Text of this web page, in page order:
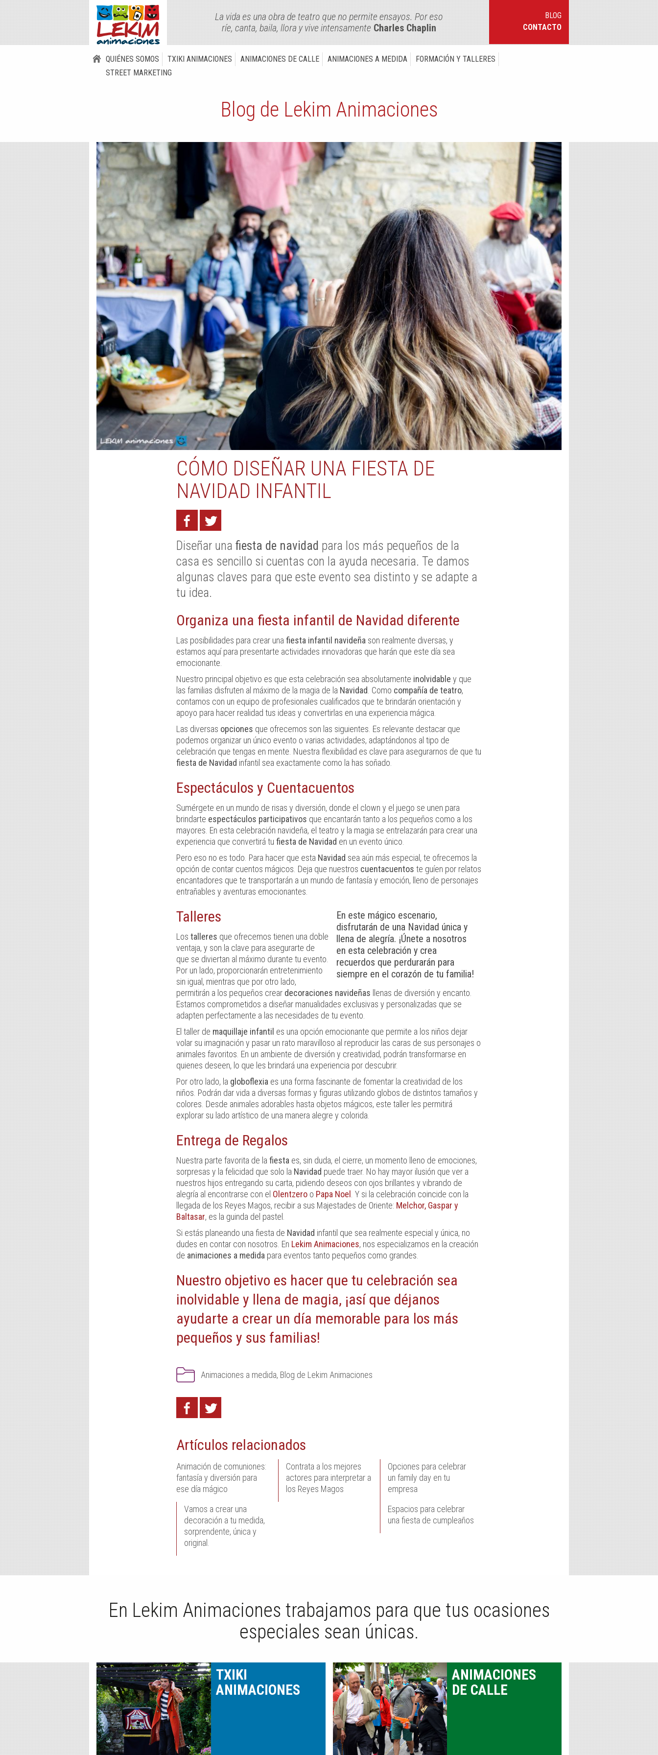
La vida es una obra de teatro que no permite ensayos. Por eso
ríe, canta, baila, llora y vive intensamente Charles Chaplin
BLOG
CONTACTO
QUIÉNES SOMOS TXIKI ANIMACIONES ANIMACIONES DE CALLE ANIMACIONES A MEDIDA
FORMACIÓN Y TALLERES
STREET MARKETING
Blog de Lekim Animaciones
CÓMO DISEÑAR UNA FIESTA DE
NAVIDAD INFANTIL
Diseñar unafiesta de navidad para los más pequeños de la
casa es sencillo si cuentas con la ayuda necesaria. Te damos
algunas claves para que este evento sea distinto y se adapte a
tu idea.
Organiza una fiesta infantil de Navidad diferente
Las posibilidades para crear unafiesta infantil navideña son realmente diversas, y
estamos aquí para presentarte actividades innovadoras que harán que este día sea
emocionante.
Nuestro principal objetivo es que esta celebración sea absolutamente inolvidable y que
las familias disfruten al máximo de la magia de la Navidad . Como compañía de teatro,
contamos con un equipo de profesionales cualificados que te brindarán orientación y
apoyo para hacer realidad tus ideas y convertirlas en una experiencia mágica.
Las diversas opciones que ofrecemos son las siguientes. Es relevante destacar que
podemos organizar un único evento o varias actividades, adaptándonos al tipo de
celebración que tengas en mente. Nuestra flexibilidad es clave para asegurarnos de que tu
fiesta de Navidad infantil sea exactamente como la has soñado.
Espectáculos y Cuentacuentos
Sumérgete en un mundo de risas y diversión, donde el clown y el juego se unen para
brindarte espectáculos participativos que encantarán tanto a los pequeños como a los
mayores. En esta celebración navideña, el teatro y la magia se entrelazarán para crear una
experiencia que convertirá tufiesta de Navidad en un evento único.
Pero eso no es todo. Para hacer que esta Navidad sea aún más especial, te ofrecemos la
opción de contar cuentos mágicos. Deja que nuestros cuentacuentos te guíen por relatos
encantadores que te transportarán a un mundo de fantasía y emoción, lleno de personajes
entrañables y aventuras emocionantes.
En este mágico escenario,
disfrutarán de una Navidad única y
llena de alegría. ¡Únete a nosotros
en esta celebración y crea
recuerdos que perdurarán para
siempre en el corazón de tu familia!
Talleres
Lostalleres que ofrecemos tienen una doble
ventaja, y son la clave para asegurarte de
que se diviertan al máximo durante tu evento.
Por un lado, proporcionarán entretenimiento
sin igual, mientras que por otro lado,
permitirán a los pequeños crear decoraciones navideñas llenas de diversión y encanto.
Estamos comprometidos a diseñar manualidades exclusivas y personalizadas que se
adapten perfectamente a las necesidades de tu evento.
El taller de maquillaje infantil es una opción emocionante que permite a los niños dejar
volar su imaginación y pasar un rato maravilloso al reproducir las caras de sus personajes o
animales favoritos. En un ambiente de diversión y creatividad, podrán transformarse en
quienes deseen, lo que les brindará una experiencia por descubrir.
Por otro lado, la globoflexia es una forma fascinante de fomentar la creatividad de los
niños. Podrán dar vida a diversas formas y figuras utilizando globos de distintos tamaños y
colores. Desde animales adorables hasta objetos mágicos, este taller les permitirá
explorar su lado artístico de una manera alegre y colorida.
Entrega de Regalos
Nuestra parte favorita de lafiesta es, sin duda, el cierre, un momento lleno de emociones,
sorpresas y la felicidad que solo la Navidad puede traer. No hay mayor ilusión que ver a
nuestros hijos entregando su carta, pidiendo deseos con ojos brillantes y vibrando de
alegría al encontrarse con el Olentzero o Papa Noel
. Y si la celebración coincide con la
llegada de los Reyes Magos, recibir a sus Majestades de Oriente: Melchor, Gaspar y
Baltasar, es la guinda del pastel.
Si estás planeando una fiesta de Navidad infantil que sea realmente especial y única, no
dudes en contar con nosotros. En Lekim Animaciones, nos especializamos en la creación
de animaciones a medida para eventos tanto pequeños como grandes.
Nuestro objetivo es hacer que tu celebración sea
inolvidable y llena de magia, ¡así que déjanos
ayudarte a crear un día memorable para los más
pequeños y sus familias!
Animaciones a medida, Blog de Lekim Animaciones
Artículos relacionados
Animación de comuniones:
fantasía y diversión para
ese día mágico
Contrata a los mejores
actores para interpretar a
los Reyes Magos
Opciones para celebrar
un family day en tu
empresa
Vamos a crear una
decoración a tu medida,
sorprendente, única y
original.
Espacios para celebrar
una fiesta de cumpleaños
En Lekim Animaciones trabajamos para que tus ocasiones
especiales sean únicas.
TXIKI
ANIMACIONES
ANIMACIONES
DE CALLE